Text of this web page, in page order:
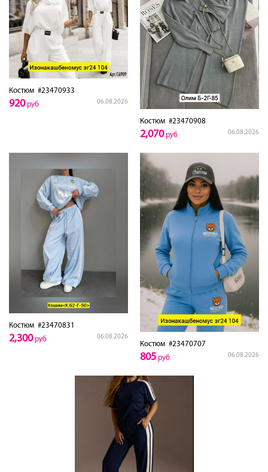
Костюм #23470933
06.08.2026
920руб
Костюм #23470908
06.08.2026
2,070руб
Костюм #23470831
06.08.2026
2,300руб
Костюм #23470707
06.08.2026
805 руб